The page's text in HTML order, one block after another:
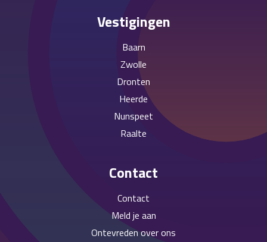
Vestigingen
Baarn
Zwolle
Dronten
Heerde
Nunspeet
Raalte
Contact
Contact
Meld je aan
Ontevreden over ons